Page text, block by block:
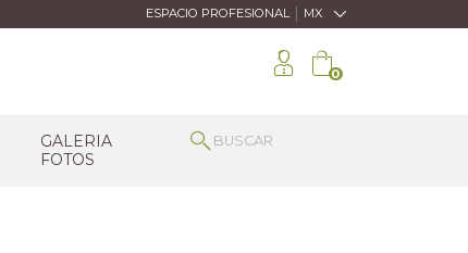
ESPACIO PROFESIONAL| MX
0
GALERIA
FOTOS